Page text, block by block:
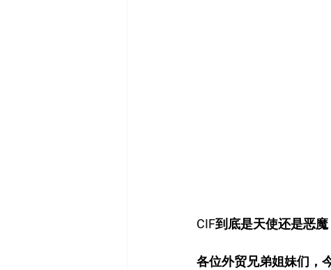
CIF到底是天使还是恶
各位外贸兄弟姐妹们，